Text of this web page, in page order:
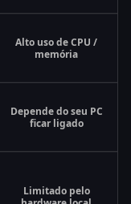
Alto uso de CPU /
memória
Depende do seu PC
ficar ligado
Limitado pelo